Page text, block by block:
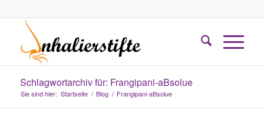
Schlagwortarchiv für: Frangipani-aBsolue
Sie sind hier: Startseite / Blog / Frangipani-aBsolue